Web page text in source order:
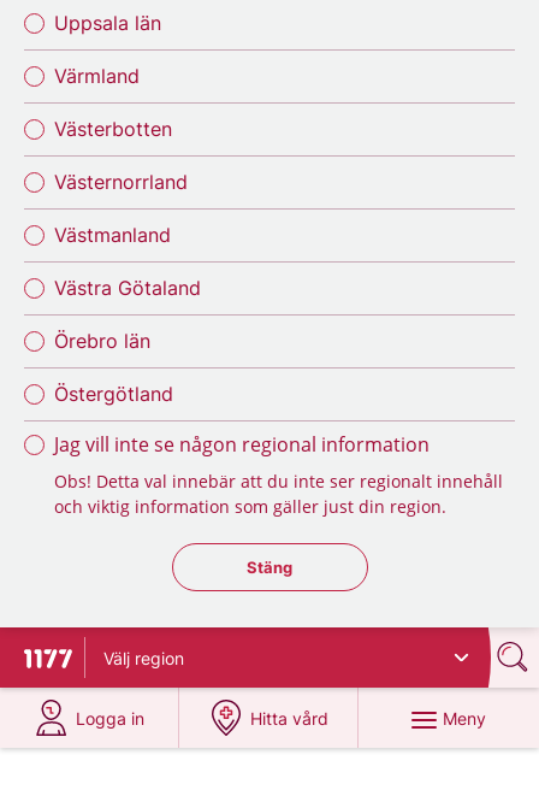
Uppsala län
Värmland
Västerbotten
Västernorrland
Västmanland
Västra Götaland
Örebro län
Östergötland
Jag vill inte se någon regional information
Obs! Detta val innebär att du inte ser regionalt innehåll
och viktig information som gäller just din region.
Stäng regionsväljaren
Stäng
Till startsidan för 1177
Välj region
Logga in
på 1177.se
Hitta vård
på 1177.se
Meny